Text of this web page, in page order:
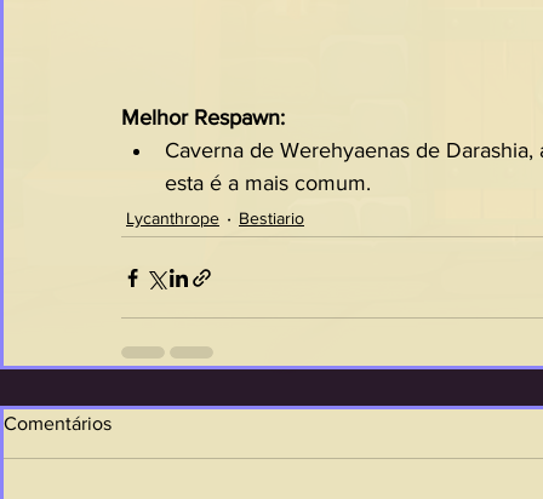
Melhor Respawn:
Caverna de Werehyaenas de
esta é a mais comum.
Lycanthrope Bestiario
Comentários